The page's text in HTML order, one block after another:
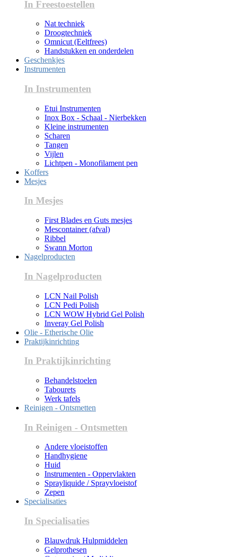
In Freestoestellen
Nat techniek
Droogtechniek
Omnicut (Eeltfrees)
Handstukken en onderdelen
Geschenkjes
Instrumenten
In Instrumenten
Etui Instrumenten
Inox Box - Schaal - Nierbekken
Kleine instrumenten
Scharen
Tangen
Vijlen
Lichtpen - Monofilament pen
Koffers
Mesjes
In Mesjes
First Blades en Guts mesjes
Mescontainer (afval)
Ribbel
Swann Morton
Nagelproducten
In Nagelproducten
LCN Nail Polish
LCN Pedi Polish
LCN WOW Hybrid Gel Polish
Inveray Gel Polish
Olie - Etherische Olie
Praktijkinrichting
In Praktijkinrichting
Behandelstoelen
Tabourets
Werk tafels
Reinigen - Ontsmetten
In Reinigen - Ontsmetten
Andere vloeistoffen
Handhygiene
Huid
Instrumenten - Oppervlakten
Sprayliquide / Sprayvloeistof
Zepen
Specialisaties
In Specialisaties
Blauwdruk Hulpmiddelen
Gelprothesen